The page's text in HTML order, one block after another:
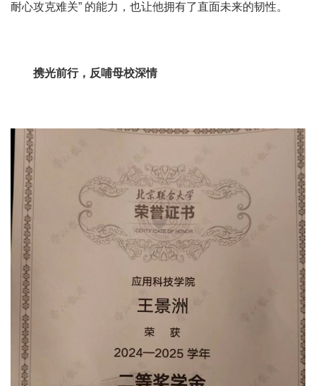
耐心攻克难关” 的能力，也让他拥有了直面未来的韧性。
携光前行，反哺母校深情